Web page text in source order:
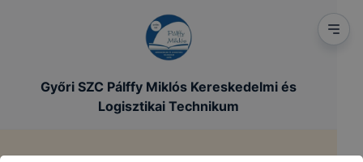
Győri SZC Pálffy Miklós Kereskedelmi és
Logisztikai Technikum
Ezen cookie-k alkalmazása nélkül nem tudjuk
garantálni Önnek honlapunk használatát.
Használatot elősegítő “maradandó sütik” persistent
A “maradandó sütik” (persistent cookie) a honlap